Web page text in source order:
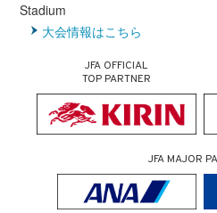
Stadium
大会情報はこちら
JFA OFFICIAL
TOP PARTNER
JFA MAJOR